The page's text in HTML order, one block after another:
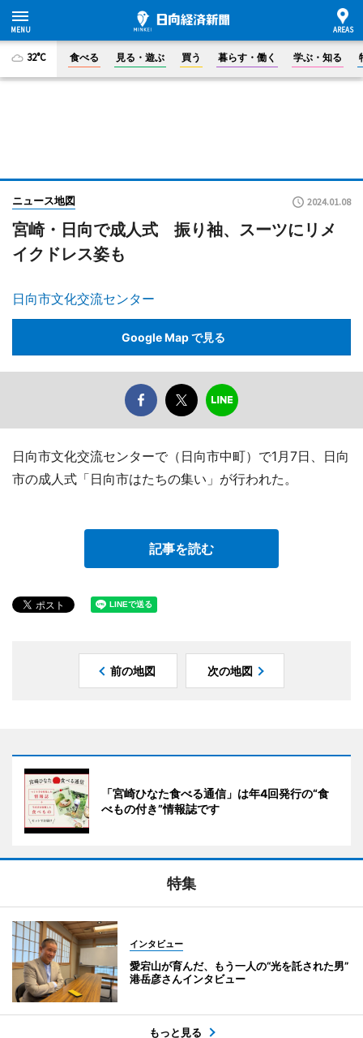
32°C 食べる 見る・遊ぶ 買う 暮らす・働く 学ぶ・知る
ニュース地図 2024.01.08
宮崎・日向で成人式 振り袖、スーツにリメ
イクドレス姿も
日向市文化交流センター
Google Map で見る
日向市文化交流センターで（日向市中町）で1月7日、日向
市の成人式「日向市はたちの集い」が行われた。
記事を読む
前の地図 次の地図
「宮崎ひなた食べる通信」は年4回発行の“食
べもの付き”情報誌です
特集
インタビュー
愛宕山が育んだ、もう一人の“光を託された男”
港岳彦さんインタビュー
もっと見る